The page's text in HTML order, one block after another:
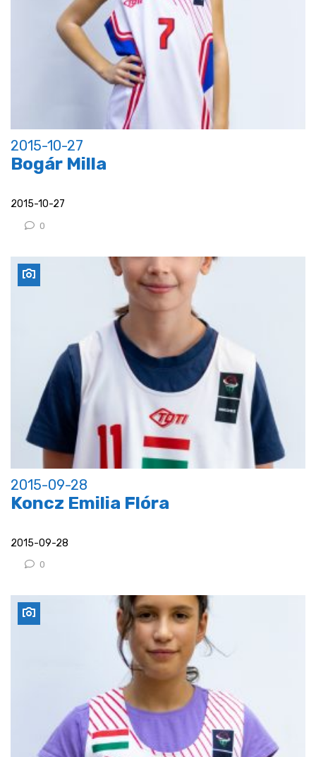
2015-10-27
Bogár Milla
2015-10-27
0
2015-09-28
Koncz Emilia Flóra
2015-09-28
0